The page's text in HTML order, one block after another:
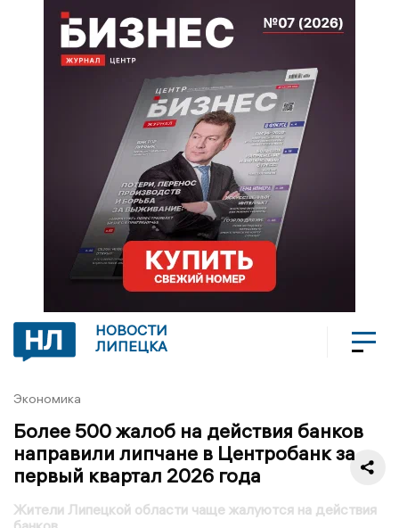
НОВОСТИ
ЛИПЕЦКА
Экономика
Более 500 жалоб на действия банков
направили липчане в Центробанк за
первый квартал 2026 года
Жители Липецкой области чаще жалуются на действия